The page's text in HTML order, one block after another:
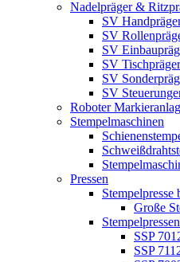
Nadelpräger &
SV
SV
SV
SV Tischpräger
SV
SV
Roboter
Stempelmaschinen
Pressen
Große
SSP
SSP